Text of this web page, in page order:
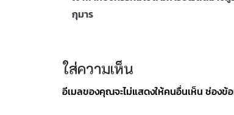
กุมาร
ใส่ความเห็น
อีเมลของคุณจะไม่แสดงให้คนอื่นเห็น ช่องข้